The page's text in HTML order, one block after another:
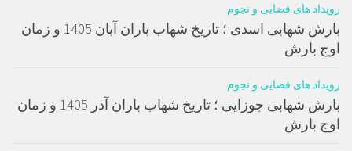
رویداد های فضایی و نجوم
بارش شهابی اسدی ؛ تاریخ شهاب باران آبان 1405 و زمان
اوج بارش
رویداد های فضایی و نجوم
بارش شهابی جوزایی ؛ تاریخ شهاب باران آذر 1405 و زمان
اوج بارش